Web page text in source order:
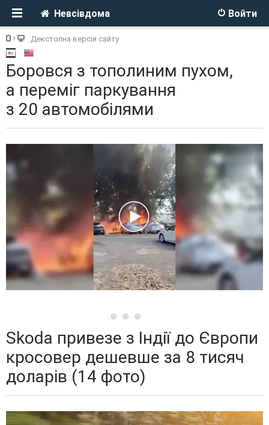
Войти
Невсівдома
Декстопна версія сайту
Боровся з тополиним пухом,
а переміг паркування
з 20 автомобілями
Skoda привезе з Індії до Європи
кросовер дешевше за 8 тисяч
доларів (14 фото)